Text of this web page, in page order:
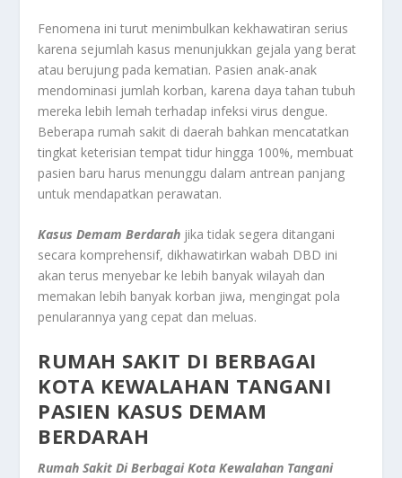
Fenomena ini turut menimbulkan kekhawatiran serius
karena sejumlah kasus menunjukkan gejala yang berat
atau berujung pada kematian. Pasien anak-anak
mendominasi jumlah korban, karena daya tahan tubuh
mereka lebih lemah terhadap infeksi virus dengue.
Beberapa rumah sakit di daerah bahkan mencatatkan
tingkat keterisian tempat tidur hingga 100%, membuat
pasien baru harus menunggu dalam antrean panjang
untuk mendapatkan perawatan.
Kasus Demam Berdarah jika tidak segera ditangani
secara komprehensif, dikhawatirkan wabah DBD ini
akan terus menyebar ke lebih banyak wilayah dan
memakan lebih banyak korban jiwa, mengingat pola
penularannya yang cepat dan meluas.
RUMAH SAKIT DI BERBAGAI
KOTA KEWALAHAN TANGANI
PASIEN KASUS DEMAM
BERDARAH
Rumah Sakit Di Berbagai Kota Kewalahan Tangani